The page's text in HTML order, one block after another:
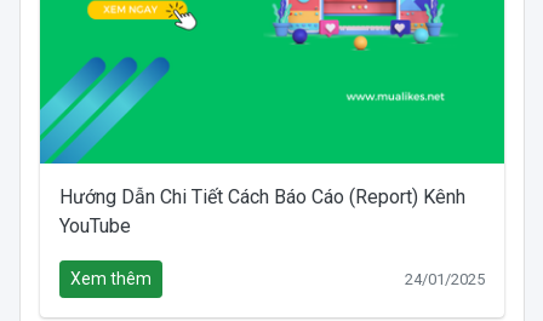
Hướng Dẫn Chi Tiết Cách Báo Cáo (Report) Kênh
YouTube
Xem thêm 24/01/2025